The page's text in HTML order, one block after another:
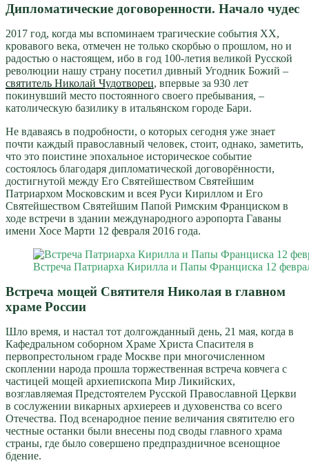
Дипломатические договоренности. Начало чудес
2017 год, когда мы вспоминаем трагические события XX,
кровавого века, отмечен не только скорбью о прошлом, но и
радостью о настоящем, ибо в год 100-летия великой Русской
революции нашу страну посетил дивный Угодник Божий –
святитель Николай Чудотворец, впервые за 930 лет
покинувший место постоянного своего пребывания, –
католическую базилику в итальянском городе Бари.
Не вдаваясь в подробности, о которых сегодня уже знает
почти каждый православный человек, стоит, однако, заметить,
что это поистине эпохальное историческое событие
состоялось благодаря дипломатической договорённости,
достигнутой между Его Святейшеством Святейшим
Патриархом Московским и всея Руси Кириллом и Его
Святейшеством Святейшим Папой Римским Франциском в
ходе встречи в здании международного аэропорта Гаваны
имени Хосе Марти 12 февраля 2016 года.
Встреча Патриарха Кирилла и Папы Франциска 12
Встреча мощей Святителя Николая в главном
храме России
Шло время, и настал тот долгожданный день, 21 мая, когда в
Кафедральном соборном Храме Христа Спасителя в
первопрестольном граде Москве при многочисленном
скоплении народа прошла торжественная встреча ковчега с
частицей мощей архиепископа Мир Ликийских,
возглавляемая Предстоятелем Русской Православной Церкви
в сослужении викарных архиереев и духовенства со всего
Отечества. Под всенародное пение величания святителю его
честные останки были внесены под своды главного храма
страны, где было совершено предпраздничное всенощное
бдение.